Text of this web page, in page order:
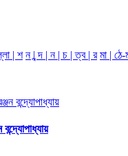
| শ ন | ন্দ | ন | চ | ত্ব | র মা |